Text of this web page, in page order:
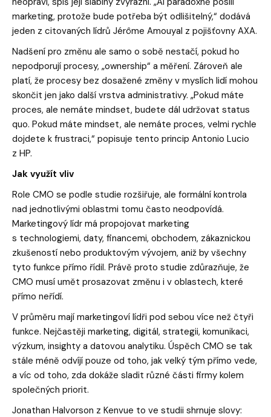
marketing, protože bude potřeba být odlišitelný,“ dodává
jeden z citovaných lídrů Jérôme Amouyal z pojišťovny AXA.
Nadšení pro změnu ale samo o sobě nestačí, pokud ho
nepodporují procesy, „ownership“ a měření. Zároveň ale
platí, že procesy bez dosažené změny v myslích lidí mohou
skončit jen jako další vrstva administrativy. „Pokud máte
proces, ale nemáte mindset, budete dál udržovat status
quo. Pokud máte mindset, ale nemáte proces, velmi rychle
dojdete k frustraci,“ popisuje tento princip Antonio Lucio
z HP.
Jak využít vliv
Role CMO se podle studie rozšiřuje, ale formální kontrola
nad jednotlivými oblastmi tomu často neodpovídá.
Marketingový lídr má propojovat marketing
s technologiemi, daty, financemi, obchodem, zákaznickou
zkušeností nebo produktovým vývojem, aniž by všechny
tyto funkce přímo řídil. Právě proto studie zdůrazňuje, že
CMO musí umět prosazovat změnu i v oblastech, které
přímo neřídí.
V průměru mají marketingoví lídři pod sebou více než čtyři
funkce. Nejčastěji marketing, digitál, strategii, komunikaci,
výzkum, insighty a datovou analytiku. Úspěch CMO se tak
stále méně odvíjí pouze od toho, jak velký tým přímo vede,
a víc od toho, zda dokáže sladit různé části firmy kolem
společných priorit.
Jonathan Halvorson z Kenvue to ve studii shrnuje slovy: